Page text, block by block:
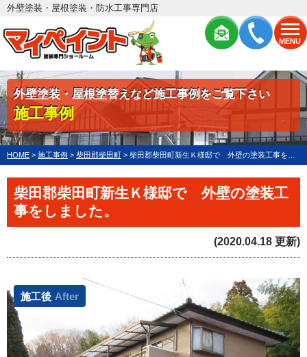
MENU
外壁塗装・屋根塗装・防水工事専門店
外壁塗装・屋根塗替えなど施工事例をご覧下さい
施工事例
HOME > 施工事例 > 柴田郡柴田町 > 柴田郡柴田町新生Ｋ様邸で 外壁の塗装工事をしました。
柴田郡柴田町新生Ｋ様邸で 外壁の塗装工
事をしました。
(2020.04.18 更新)
施工後 After